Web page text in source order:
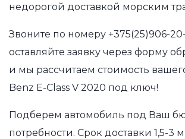
недорогой доставкой морским
Звоните по номеру +375(25)906-
оставляйте заявку через форму
и мы рассчитаем стоимость
Benz E-Class V 2020 под ключ!
Подберем автомобиль под Ваш
потребности. Срок доставки 1,5-3